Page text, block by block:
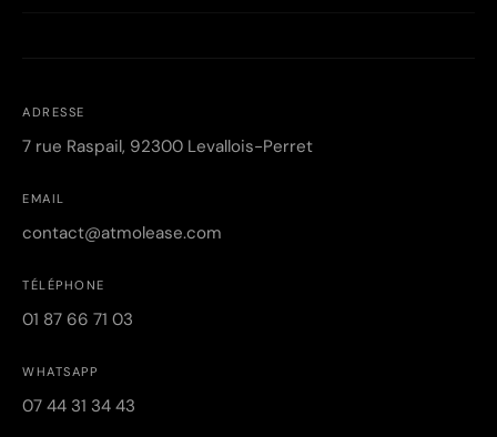
ADRESSE
7 rue Raspail, 92300 Levallois-Perret
EMAIL
contact@atmolease.com
TÉLÉPHONE
01 87 66 71 03
WHATSAPP
07 44 31 34 43